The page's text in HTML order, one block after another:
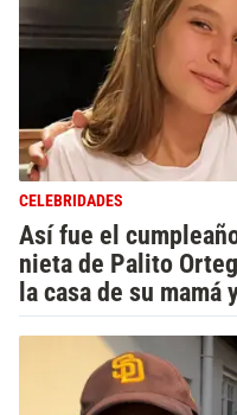
CELEBRIDADES
Así fue el
nieta de Palito
la casa de su